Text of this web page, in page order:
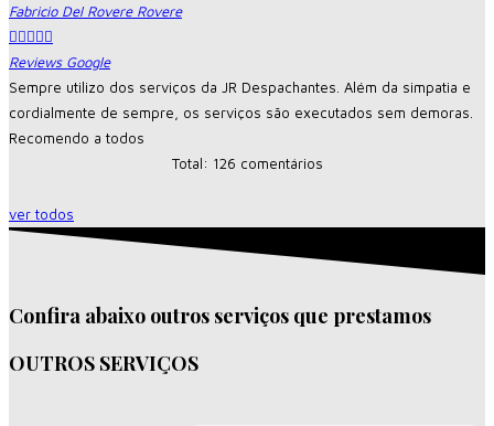
Fabricio Del Rovere Rovere

Reviews Google
Sempre utilizo dos serviços da JR Despachantes. Além da simpatia e
cordialmente de sempre, os serviços são executados sem demoras.
Recomendo a todos
Total: 126 comentários
ver todos
Confira abaixo outros serviços que prestamos
OUTROS SERVIÇOS